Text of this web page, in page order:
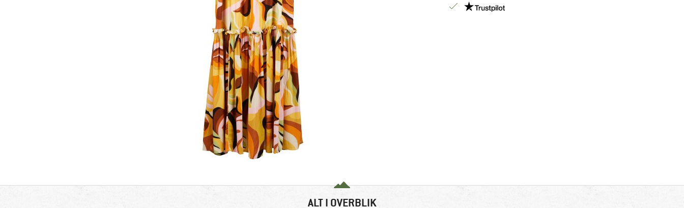
Vi er Trustpilot-certificeret - oplysningerne får du
ALT I OVERBLIK